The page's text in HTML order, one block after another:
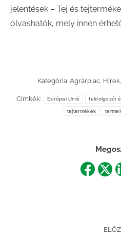
jelentések – Tej és
olvashatók, mely innen
Kategória: Agrárpiac, Hírek,
Címkék: Európai Unió feldolgozói
tejtermékek
Share